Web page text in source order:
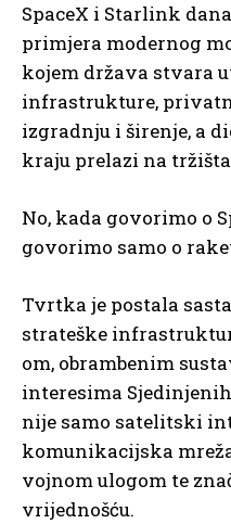
SpaceX i Starlink
primjera modernog
kojem država stvara
infrastrukture,
izgradnju i širenje, a
kraju prelazi na
No, kada govorimo o
govorimo samo o
Tvrtka je postala
strateške
om, obrambenim
interesima
nije samo satelitski
komunikacijska
vojnom ulogom te
vrijednošću.